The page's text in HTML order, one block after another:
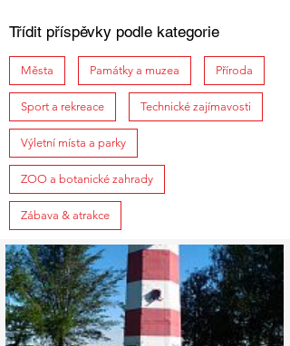
Třídit příspěvky podle kategorie
Města Památky a muzea Příroda
Sport a rekreace Technické zajímavosti
Výletní místa a parky
ZOO a botanické zahrady
Zábava & atrakce